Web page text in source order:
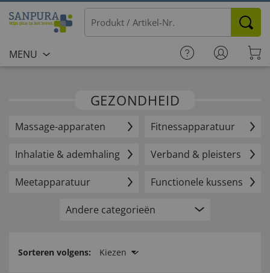
MENU
GEZONDHEID
Massage-apparaten Fitness­apparatuur
Inhalatie & ademhaling Verband & pleisters
Meetapparatuur Functionele kussens
Andere categorieën
Sorteren volgens: Kiezen